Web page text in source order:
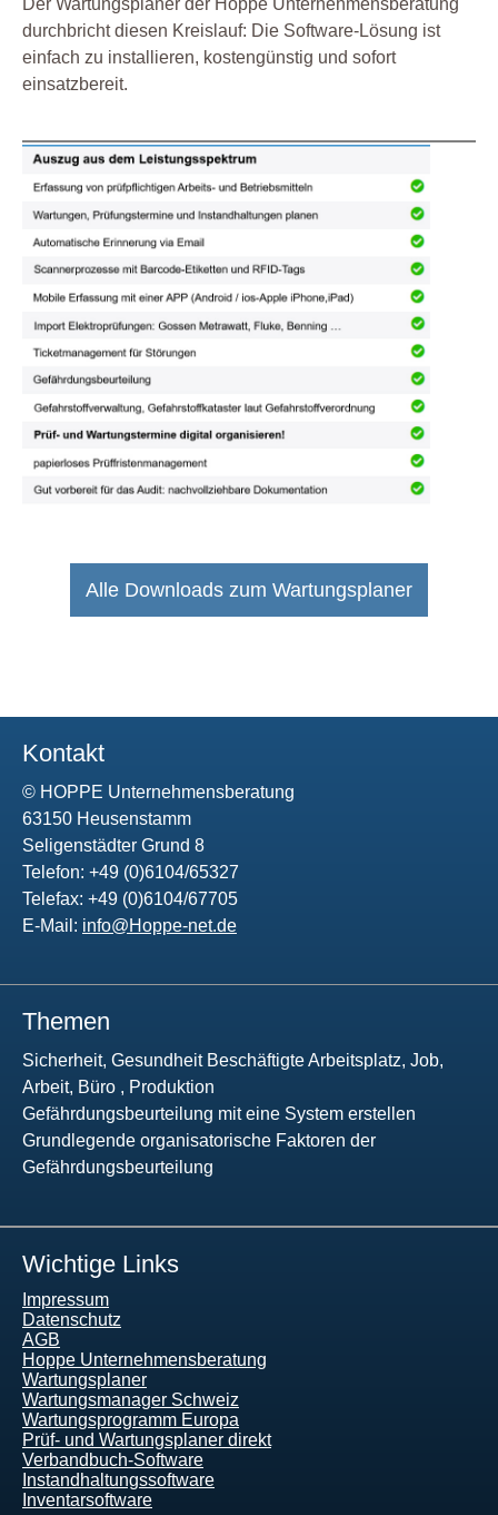
Der Wartungsplaner der Hoppe Unternehmensberatung
durchbricht diesen Kreislauf: Die Software-Lösung ist
einfach zu installieren, kostengünstig und sofort
einsatzbereit.
Alle Downloads zum Wartungsplaner
Kontakt
© HOPPE Unternehmensberatung
63150 Heusenstamm
Seligenstädter Grund 8
Telefon: +49 (0)6104/65327
Telefax: +49 (0)6104/67705
E-Mail: info@Hoppe-net.de
Themen
Sicherheit, Gesundheit Beschäftigte Arbeitsplatz, Job,
Arbeit, Büro , Produktion
Gefährdungsbeurteilung mit eine System erstellen
Grundlegende organisatorische Faktoren der
Gefährdungsbeurteilung
Wichtige Links
Impressum
Datenschutz
AGB
Hoppe Unternehmensberatung
Wartungsplaner
Wartungsmanager Schweiz
Wartungsprogramm Europa
Prüf- und Wartungsplaner direkt
Verbandbuch-Software
Instandhaltungssoftware
Inventarsoftware